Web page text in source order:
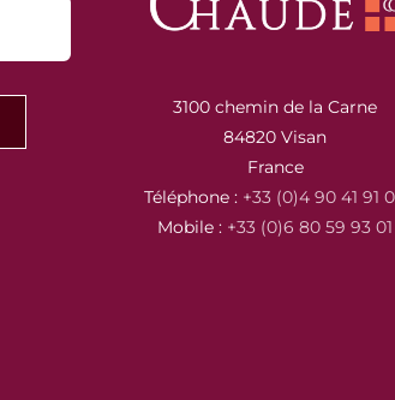
3100 chemin de la Carne
84820 Visan
France
Téléphone : +33 (0)4 90 41 91
Mobile : +33 (0)6 80 59 93 01